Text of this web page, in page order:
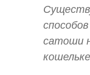
сатоши